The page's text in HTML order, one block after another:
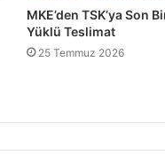
MKE’den TSK’ya Son
Yüklü Teslimat
25 Temmuz 2026